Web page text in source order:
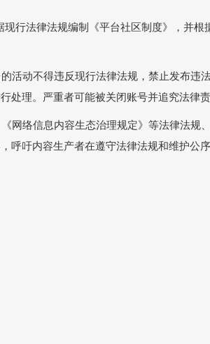
行法律法规编制《平台社区制度》，并
动不得违反现行法律法规，禁止发布违
理。严重者可能被关闭账号并追究法律责
络信息内容生态治理规定》等法律法规
吁内容生产者在遵守法律法规和维护公